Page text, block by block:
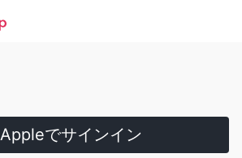
Appleでサインイン